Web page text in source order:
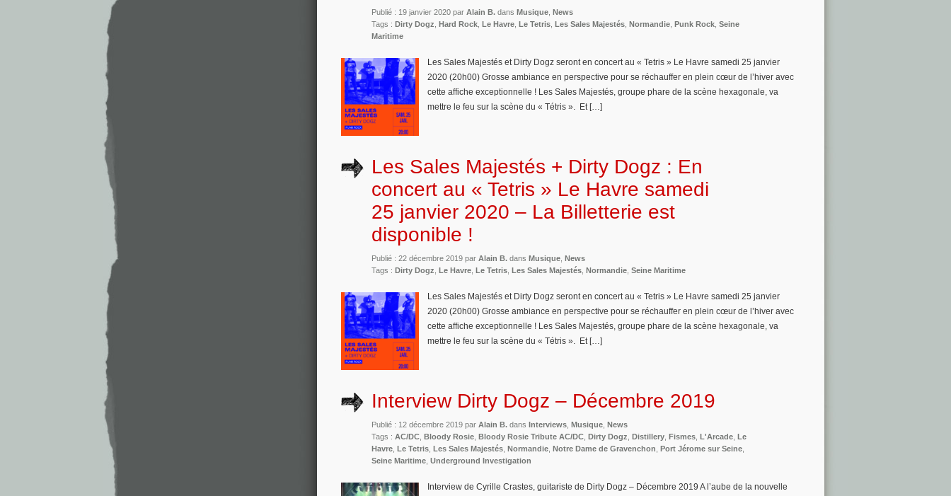
Publié : 19 janvier 2020 par Alain B. dans Musique News
Tags : Dirty Dogz Hard Rock Le Havre Le Tetris Les Sales Majestés Normandie Punk Rock Seine
Maritime
Les Sales Majestés et Dirty Dogz seront en concert au « Tetris » Le Havre samedi 25 janvier
2020 (20h00) Grosse ambiance en perspective pour se réchauffer en plein cœur de l’hiver avec
cette affiche exceptionnelle ! Les Sales Majestés, groupe phare de la scène hexagonale, va
mettre le feu sur la scène du « Tétris ». Et […]
Les Sales Majestés + Dirty Dogz : En
concert au « Tetris » Le Havre samedi
25 janvier 2020 – La Billetterie est
disponible !
Publié : 22 décembre 2019 par Alain B. dans Musique News
Tags : Dirty Dogz Le Havre Le Tetris Les Sales Majestés Normandie Seine Maritime
Les Sales Majestés et Dirty Dogz seront en concert au « Tetris » Le Havre samedi 25 janvier
2020 (20h00) Grosse ambiance en perspective pour se réchauffer en plein cœur de l’hiver avec
cette affiche exceptionnelle ! Les Sales Majestés, groupe phare de la scène hexagonale, va
mettre le feu sur la scène du « Tétris ». Et […]
Interview Dirty Dogz – Décembre 2019
Publié : 12 décembre 2019 par Alain B. dans Interviews Musique News
Tags : AC/DC Bloody Rosie Bloody Rosie Tribute AC/DC Dirty Dogz Distillery Fismes L'Arcade Le
Havre Le Tetris Les Sales Majestés Normandie Notre Dame de Gravenchon Port Jérome sur Seine
Seine Maritime Underground Investigation
Interview de Cyrille Crastes, guitariste de Dirty Dogz – Décembre 2019 A l’aube de la nouvelle